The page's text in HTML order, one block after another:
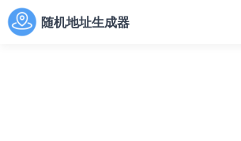
随机地址生成器